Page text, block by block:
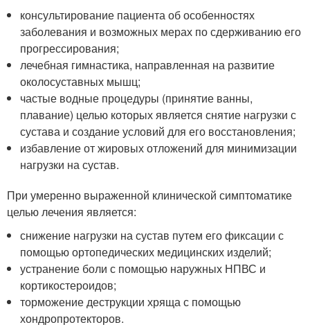
консультирование пациента об особенностях
заболевания и возможных мерах по сдерживанию его
прогрессирования;
лечебная гимнастика, направленная на развитие
околосуставных мышц;
частые водные процедуры (принятие ванны,
плавание) целью которых является снятие нагрузки с
сустава и создание условий для его восстановления;
избавление от жировых отложений для минимизации
нагрузки на сустав.
При умеренно выраженной клинической симптоматике
целью лечения является:
снижение нагрузки на сустав путем его фиксации с
помощью ортопедических медицинских изделий;
устранение боли с помощью наружных НПВС и
кортикостероидов;
торможение деструкции хряща с помощью
хондропротекторов.